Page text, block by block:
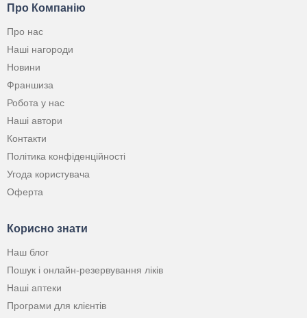
Про Компанію
Про нас
Наші нагороди
Новини
Франшиза
Робота у нас
Наші автори
Контакти
Політика конфіденційності
Угода користувача
Оферта
Корисно знати
Наш блог
Пошук і онлайн-резервування ліків
Наші аптеки
Програми для клієнтів